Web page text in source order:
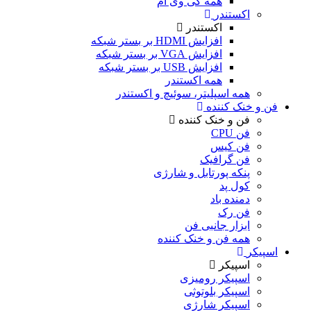
اکستندر
اکستندر
افزایش HDMI بر بستر شبکه
افزایش VGA بر بستر شبکه
افزایش USB بر بستر شبکه
همه اکستندر
همه اسپلیتر، سوئیچ و اکستندر
فن و خنک کننده
فن و خنک کننده
فن CPU
فن کیس
فن گرافیک
پنکه پورتابل و شارژی
کول پد
دمنده باد
فن رک
ابزار جانبی فن
همه فن و خنک کننده
اسپیکر
اسپیکر
اسپیکر رومیزی
اسپیکر بلوتوثی
اسپیکر شارژی